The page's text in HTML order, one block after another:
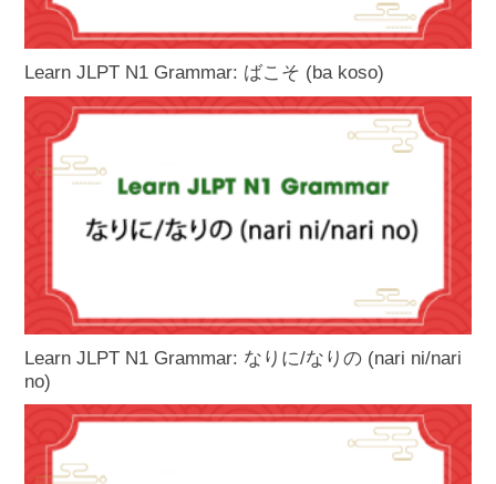
Learn JLPT N1 Grammar: ばこそ (ba koso)
Learn JLPT N1 Grammar: なりに/なりの (nari ni/nari
no)